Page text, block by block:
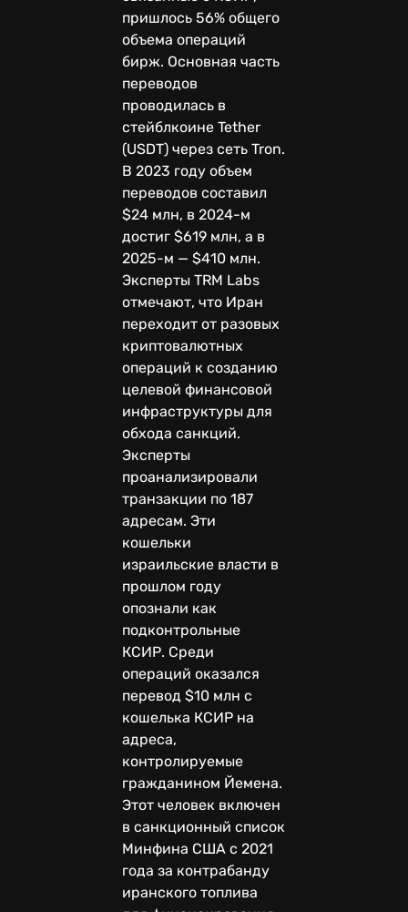
пришлось 56% общего
объема операций
бирж. Основная часть
переводов
проводилась в
стейблкоине Tether
(USDT) через сеть Tron.
В 2023 году объем
переводов составил
$24 млн, в 2024-м
достиг $619 млн, а в
2025-м — $410 млн.
Эксперты TRM Labs
отмечают, что Иран
переходит от разовых
криптовалютных
операций к созданию
целевой финансовой
инфраструктуры для
обхода санкций.
Эксперты
проанализировали
транзакции по 187
адресам. Эти
кошельки
израильские власти в
прошлом году
опознали как
подконтрольные
КСИР. Среди
операций оказался
перевод $10 млн с
кошелька КСИР на
адреса,
контролируемые
гражданином Йемена.
Этот человек включен
в санкционный список
Минфина США с 2021
года за контрабанду
иранского топлива